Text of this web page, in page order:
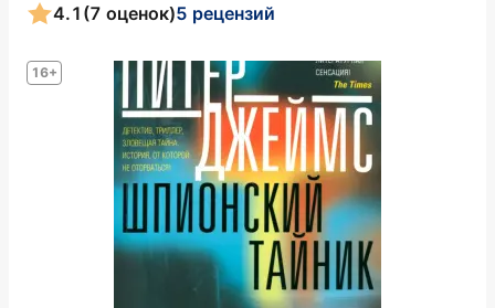
16+
4.1 (7 оценок)5 рецензий